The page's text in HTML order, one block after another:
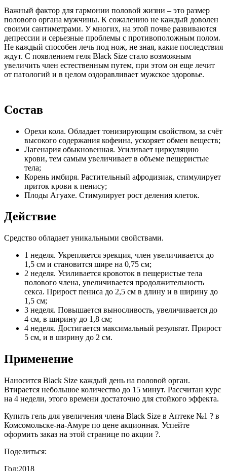
Важный фактор для гармонии половой жизни – это размер
полового органа мужчины. К сожалению не каждый доволен
своими сантиметрами. У многих, на этой почве развиваются
депрессии и серьезные проблемы с противоположным полом.
Не каждый способен лечь под нож, не зная, какие последствия
ждут. С появлением геля Black Size стало возможным
увеличить член естественным путем, при этом он еще лечит
от патологий и в целом оздоравливает мужское здоровье.
Состав
Орехи кола. Обладает тонизирующим свойством, за счёт
высокого содержания кофеина, ускоряет обмен веществ;
Лагенария обыкновенная. Усиливает циркуляцию
крови, тем самым увеличивает в объеме пещеристые
тела;
Корень имбиря. Растительный афродизиак, стимулирует
приток крови к пенису;
Плоды Агуахе. Стимулирует рост деления клеток.
Действие
Средство обладает уникальными свойствами.
1 неделя. Укрепляется эрекция, член увеличивается до
1,5 см и становится шире на 0,75 см;
2 неделя. Усиливается кровоток в пещеристые тела
полового члена, увеличивается продолжительность
секса. Прирост пениса до 2,5 см в длину и в ширину до
1,5 см;
3 неделя. Повышается выносливость, увеличивается до
4 см, в ширину до 1,8 см;
4 неделя. Достигается максимальный результат. Прирост
5 см, и в ширину до 2 см.
Применение
Наносится Black Size каждый день на половой орган.
Втирается небольшое количество до 15 минут. Рассчитан курс
на 4 недели, этого времени достаточно для стойкого эффекта.
Купить гель для увеличения члена Black Size в Аптеке №1 ? в
Комсомольске-на-Амуре по цене акционная. Успейте
оформить заказ на этой странице по акции ?.
Поделиться:
Год:2018